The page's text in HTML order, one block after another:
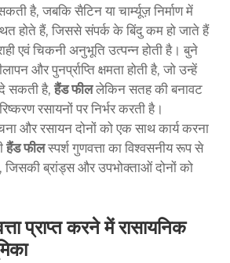
है, जबकि सैटिन या चार्म्यूज़ निर्माण में
होते हैं, जिससे संपर्क के बिंदु कम हो जाते हैं
एवं चिकनी अनुभूति उत्पन्न होती है। बुने
और पुनर्प्राप्ति क्षमता होती है, जो उन्हें
दे सकती है,हैंड फीललेकिन सतह की बनावट
रसायनों पर निर्भर करती है।
और रसायन दोनों को एक साथ कार्य करना
हैंड फीलस्पर्श गुणवत्ता का विश्वसनीय रूप से
जिसकी ब्रांड्स और उपभोक्ताओं दोनों को
प्राप्त करने में रासायनिक